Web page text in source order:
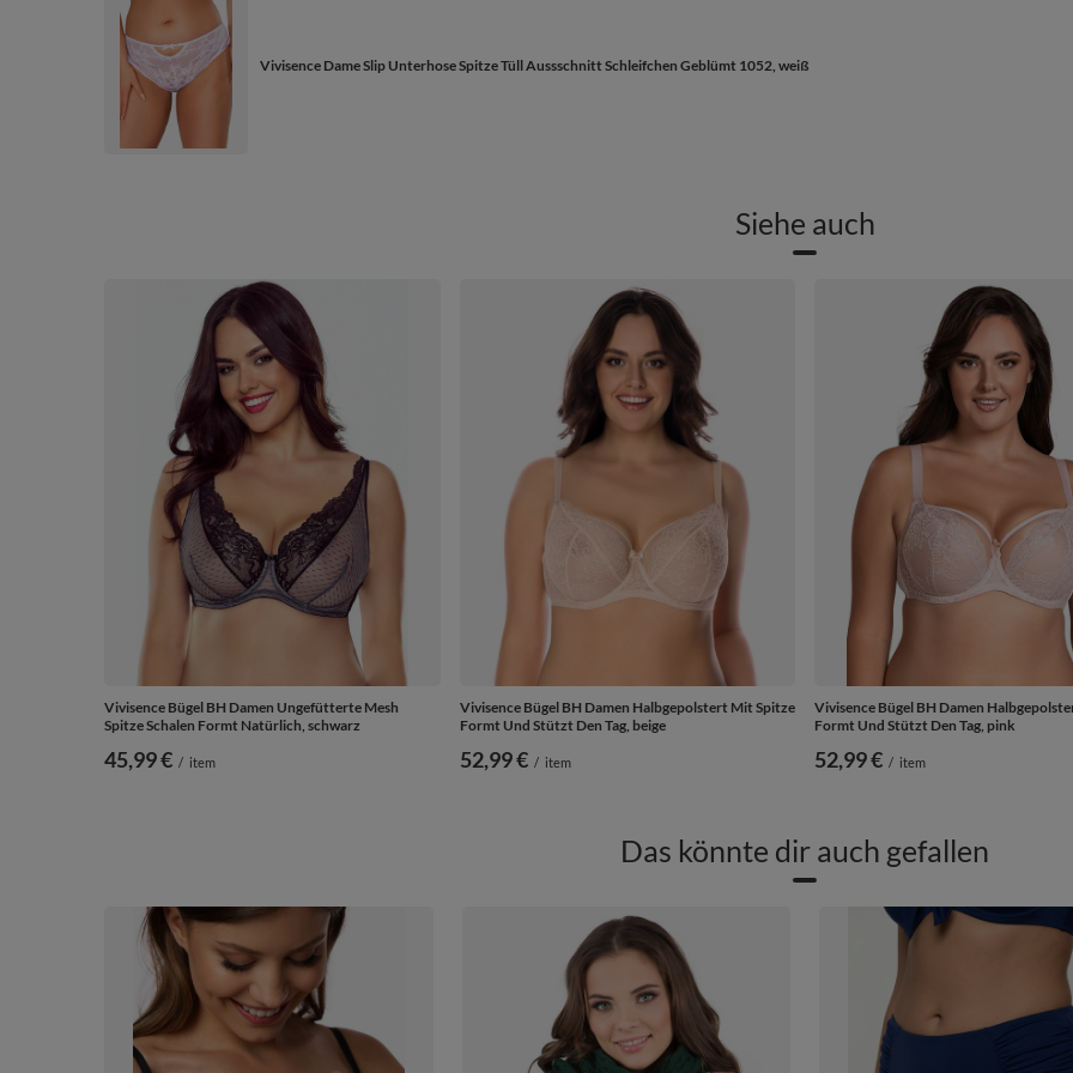
Vivisence Dame Slip Unterhose Spitze Tüll Aussschnitt Schleifchen Geblümt 1052, weiß
Siehe auch
Vivisence Bügel BH Damen Ungefütterte Mesh
Spitze Schalen Formt Natürlich, schwarz
45,99 € / item
Vivisence Bügel BH Damen Halbgepolstert Mit Spitze
Formt Und Stützt Den Tag, beige
52,99 € / item
Vivisence Bügel BH Damen
Formt Und Stützt Den Tag, pink
52,99 € / item
Das könnte dir auch gefallen